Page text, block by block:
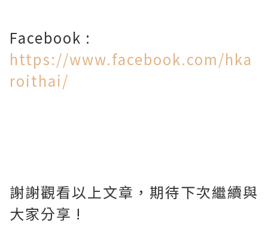
Facebook :
https://www.facebook.com/hka
roithai/
謝謝觀看以上文章，期待下次繼續與
大家分享 !